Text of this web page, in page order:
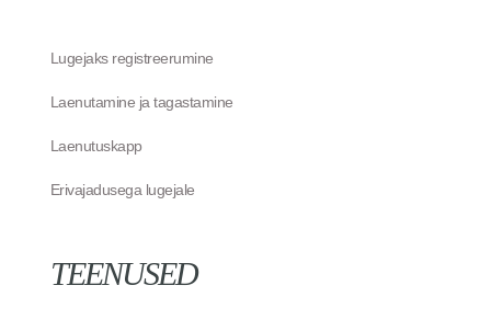
Lugejaks registreerumine
Laenutamine ja tagastamine
Laenutuskapp
Erivajadusega lugejale
TEENUSED